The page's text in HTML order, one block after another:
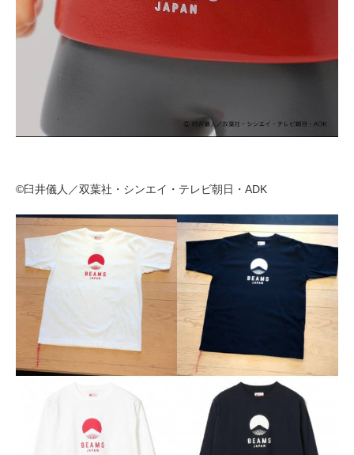
©臼井儀人／双葉社・シンエイ・テレビ朝日・ADK